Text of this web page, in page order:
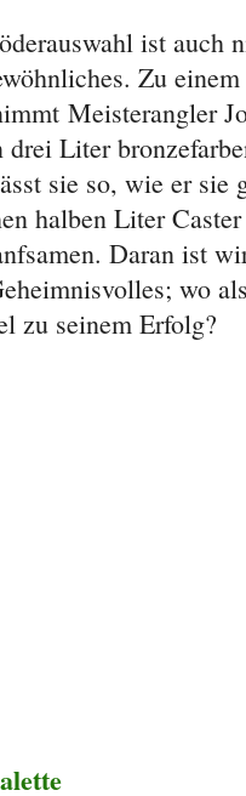
ist auch
Zu
Meisterangler
Liter
sie so, wie er sie
halben Liter
Daran ist
wo
zu seinem Erfolg?